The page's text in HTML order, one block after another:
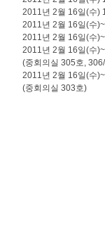
2011년 2월 16일(수)
2011년 2월 16일(수
2011년 2월 16일(수
2011년 2월 16일(수
(중회의실 305호,
2011년 2월 16일(수
(중회의실 303호)